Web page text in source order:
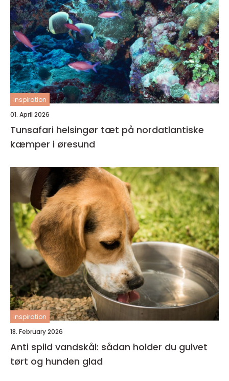
inspiration
01. April 2026
Tunsafari helsingør tæt på nordatlantiske
kæmper i øresund
inspiration
18. February 2026
Anti spild vandskål: sådan holder du gulvet
tørt og hunden glad